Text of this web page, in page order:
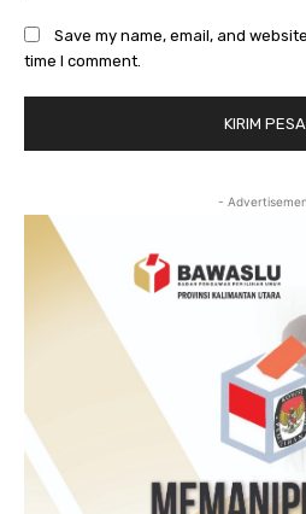
Save my name, email, and
time I comment.
-